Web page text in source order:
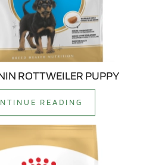
ROTTWEILER PUPPY
READING